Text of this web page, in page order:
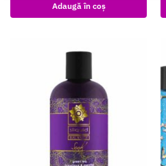
Adaugă în coș